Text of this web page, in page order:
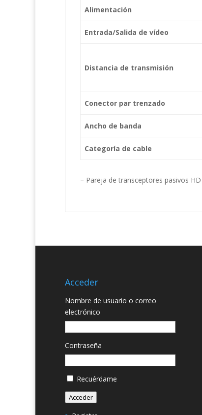
Alimentación
Entrada/Salida de vídeo
Distancia de transmisión
Conector par trenzado
Ancho de banda
Categoría de cable
– Pareja de transceptores pasivos HD
Acceder
Nombre de usuario o correo
electrónico
Contraseña
Recuérdame
Acceder